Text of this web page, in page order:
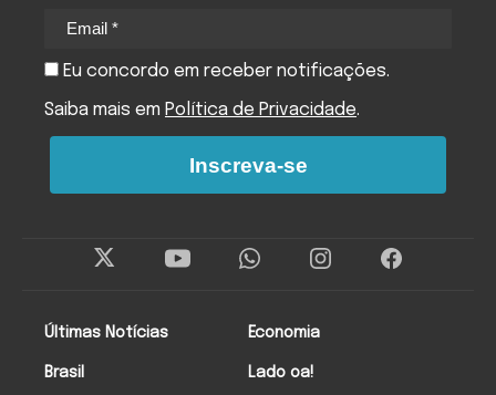
Últimas Notícias
Brasil
Economia
Lado oa!
Eu concordo em receber notificações.
Saiba mais em Política de Privacidade.
Inscreva-se